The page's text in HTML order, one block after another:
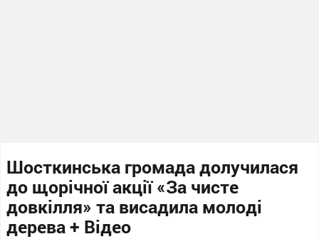
Шосткинська громада долучилася
до щорічної акції «За чисте
довкілля» та висадила молоді
дерева + Відео